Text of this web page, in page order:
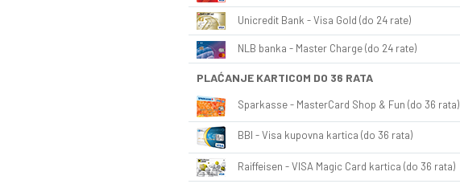
Unicredit Bank - Visa Gold (do 24 rate)
NLB banka - Master Charge (do 24 rate)
PLAĆANJE KARTICOM DO 36 RATA
Sparkasse - MasterCard Shop & Fun (do 36 rata)
BBI - Visa kupovna kartica (do 36 rata)
Raiffeisen - VISA Magic Card kartica (do 36 rata)